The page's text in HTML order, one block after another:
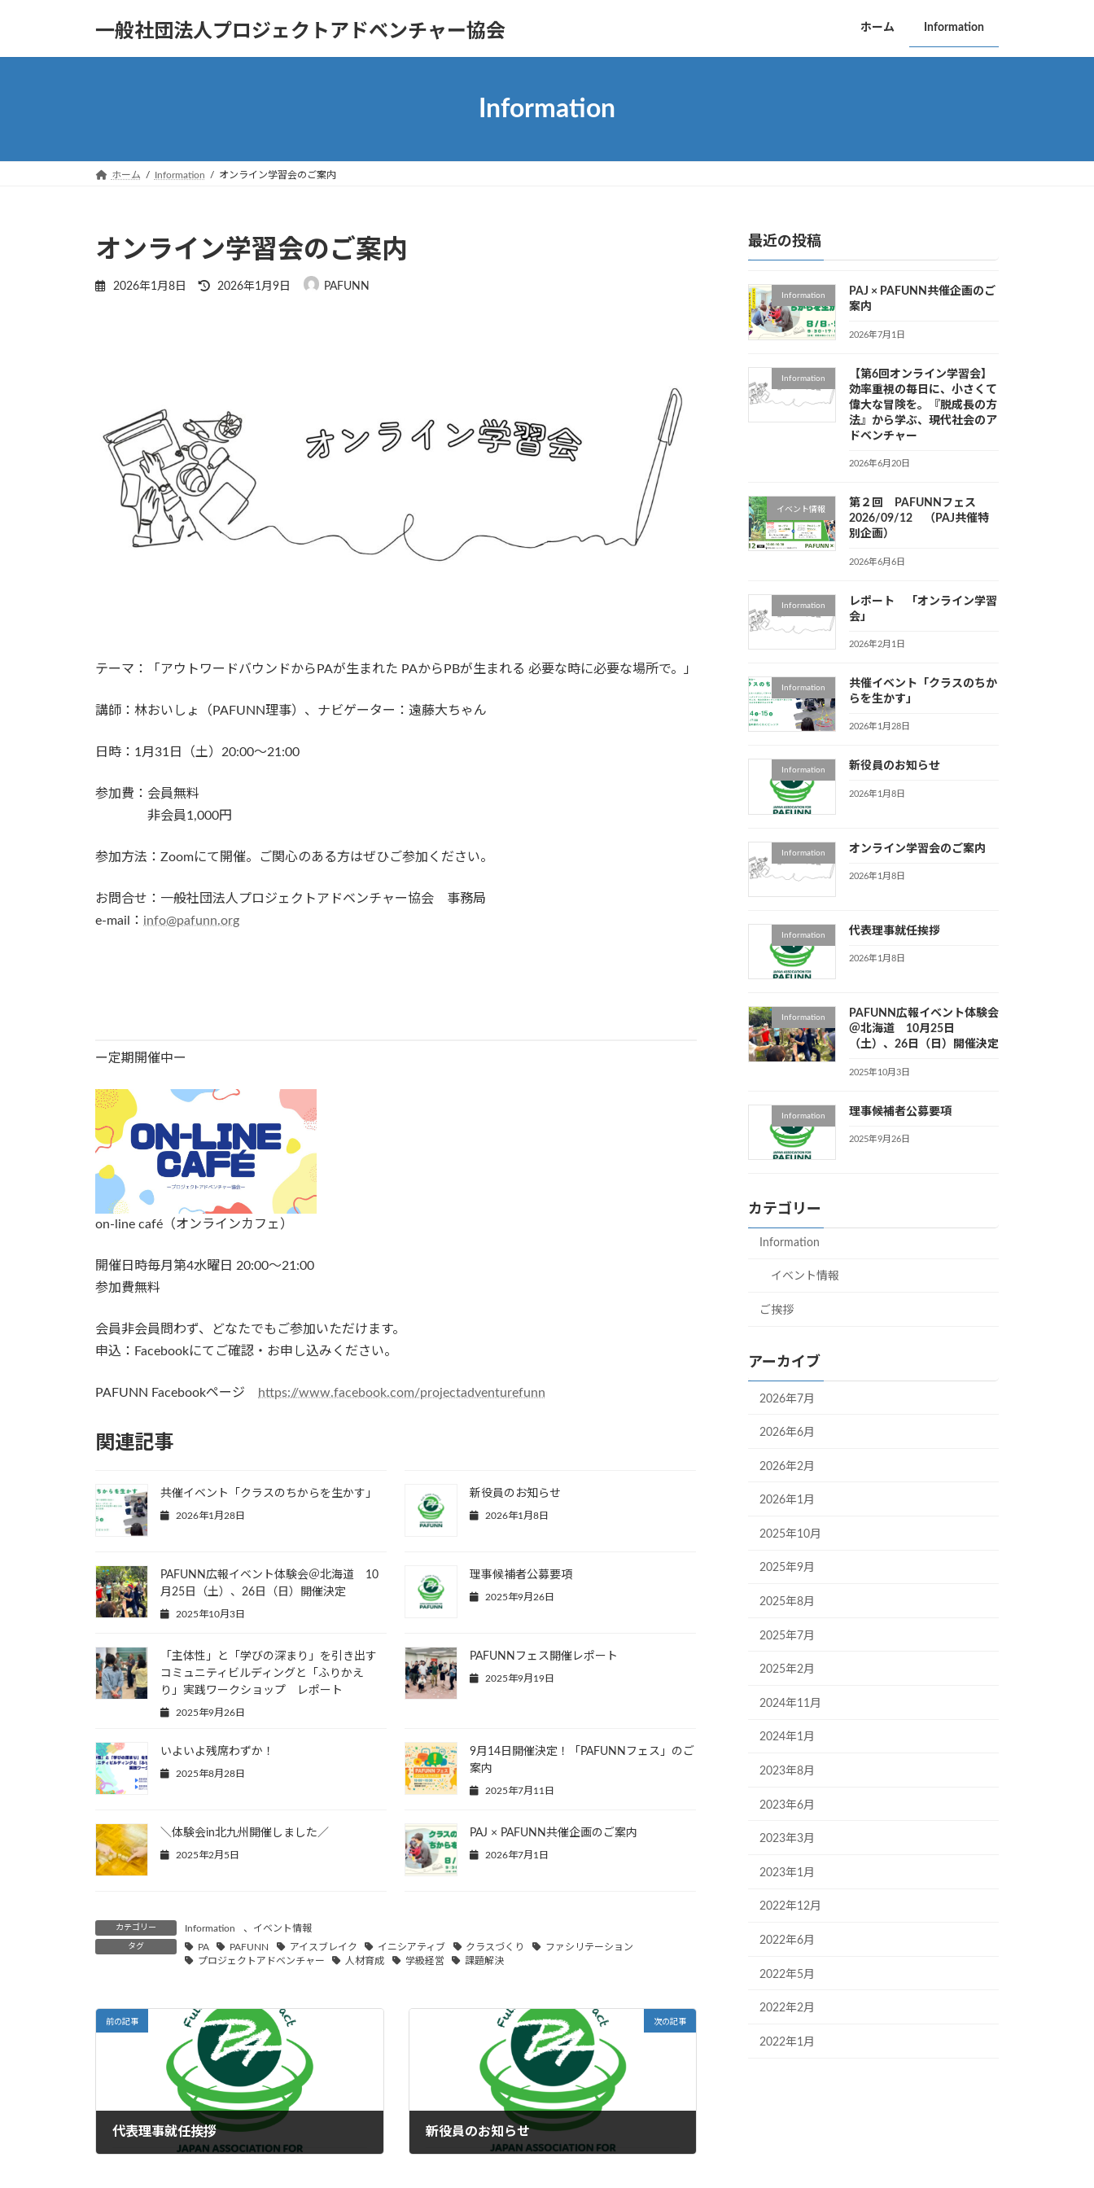
一般社団法人プロジェクトアドベンチャー協会 ホーム Information
Information
ホーム Information オンライン学習会のご案内
オンライン学習会のご案内
2026年1月8日
最
2026年1月9日 PAFUNN
テーマ：「アウトワードバウンドからPAが生まれた PAからPBが生まれる 必要な時に必要な場所で。」
講師：林おいしょ（PAFUNN理事）、ナビゲーター：遠藤大ちゃん
日時：1月31日（土）20:00〜21:00
参加費：会員無料
非会員1,000円
参加方法：Zoomにて開催。ご関心のある方はぜひご参加ください。
お問合せ：一般社団法人プロジェクトアドベンチャー協会 事務局
e-mail： info@pafunn.org
ー定期開催中ー
on-line café（オンラインカフェ）
開催日時毎月第4水曜日 20:00〜21:00
参加費無料
会員非会員問わず、どなたでもご参加いただけます。
申込：Facebookにてご確認・お申し込みください。
PAFUNN Facebookページ https://www.facebook.com/projectadventurefunn
関連記事
共催イベント「クラスのちからを生かす」
2026年1月28日
新役員のお知らせ
2026年1月8日
PAFUNN広報イベント体験会＠北海道 10
月25日（土）、26日（日）開催決定
2025年10月3日
理事候補者公募要項
2025年9月26日
「主体性」と「学びの深まり」を引き出す
コミュニティビルディングと「ふりかえ
り」実践ワークショップ レポート
2025年9月26日
PAFUNNフェス開催レポート
2025年9月19日
いよいよ残席わずか！
2025年8月28日
9月14日開催決定！「PAFUNNフェス」のご
案内
2025年7月11日
＼体験会in北九州開催しました／
2025年2月5日
PAJ × PAFUNN共催企画のご案内
2026年7月1日
カテゴリー Information 、 イベント情報
タグ PA PAFUNN アイスブレイク イニシアティブ クラスづくり
ファシリテーション
プロジェクトアドベンチャー
人材育成 学級経営 課題解決
前の記事
代表理事就任挨拶
次の記事
新役員のお知らせ
最近の投稿
Information
PAJ × PAFUNN共催企画のご
案内
2026年7月1日
Information
【第6回オンライン学習会】
効率重視の毎日に、小さくて
偉大な冒険を。『脱成長の方
法』から学ぶ、現代社会のア
ドベンチャー
2026年6月20日
イベント情報
第２回 PAFUNNフェス
2026/09/12 （PAJ共催特
別企画）
2026年6月6日
Information
レポート 「オンライン学習
会」
2026年2月1日
Information
共催イベント「クラスのちか
らを生かす」
2026年1月28日
Information 新役員のお知らせ
2026年1月8日
Information オンライン学習会のご案内
2026年1月8日
Information 代表理事就任挨拶
2026年1月8日
Information
PAFUNN広報イベント体験会
＠北海道 10月25日
（土）、26日（日）開催決定
2025年10月3日
Information 理事候補者公募要項
2025年9月26日
カテゴリー
Information
イベント情報
ご挨拶
アーカイブ
2026年7月
2026年6月
2026年2月
2026年1月
2025年10月
2025年9月
2025年8月
2025年7月
2025年2月
2024年11月
2024年1月
2023年8月
2023年6月
2023年3月
2023年1月
2022年12月
2022年6月
2022年5月
2022年2月
2022年1月